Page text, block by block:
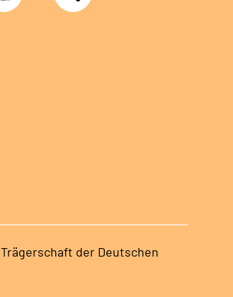
der Deutschen